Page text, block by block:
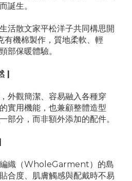
誕生。
活散文家平松洋子共同構思開
有機棉製作，質地柔軟、輕
部保暖體驗。
|
外觀簡潔、容易融入各種穿
實用機能，也兼顧整體造型
部分，而非額外添加的配件。
編織（WholeGarment）的島
合度、肌膚觸感與配戴時不易